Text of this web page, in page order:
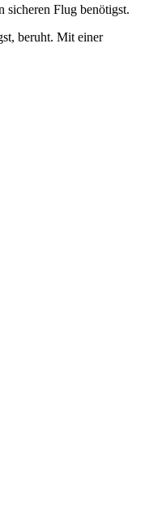
sicheren Flug benötigst.
beruht. Mit einer